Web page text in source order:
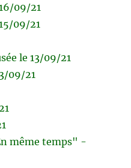
09/21
09/21
le 13/09/21
09/21
même temps" -